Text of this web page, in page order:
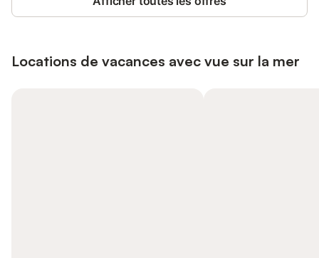
Locations de vacances avec vue sur la mer